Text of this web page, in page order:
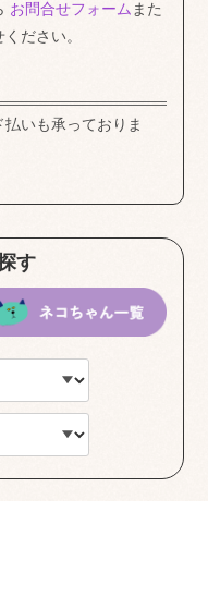
お問合せフォーム また
ださい。
いも承っておりま
す